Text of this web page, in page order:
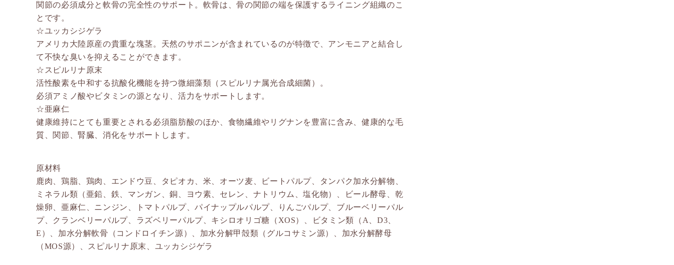
関節の必須成分と軟骨の完全性のサポート。軟骨は、骨の関節の端を保護するライニング組織のこ
とです。
☆ユッカシジゲラ
アメリカ大陸原産の貴重な塊茎。天然のサポニンが含まれているのが特徴で、アンモニアと結合し
て不快な臭いを抑えることができます。
☆スピルリナ原末
活性酸素を中和する抗酸化機能を持つ微細藻類（スピルリナ属光合成細菌）。
必須アミノ酸やビタミンの源となり、活力をサポートします。
☆亜麻仁
健康維持にとても重要とされる必須脂肪酸のほか、食物繊維やリグナンを豊富に含み、健康的な毛
質、関節、腎臓、消化をサポートします。
原材料
鹿肉、鶏脂、鶏肉、エンドウ豆、タピオカ、米、オーツ麦、ビートパルプ、タンパク加水分解物、
ミネラル類（亜鉛、鉄、マンガン、銅、ヨウ素、セレン、ナトリウム、塩化物）、ビール酵母、乾
燥卵、亜麻仁、ニンジン、トマトパルプ、パイナップルパルプ、りんごパルプ、ブルーベリーパル
プ、クランベリーパルプ、ラズベリーパルプ、キシロオリゴ糖（XOS）、ビタミン類（A、D3、
E）、加水分解軟骨（コンドロイチン源）、加水分解甲殻類（グルコサミン源）、加水分解酵母
（MOS源）、スピルリナ原末、ユッカシジゲラ